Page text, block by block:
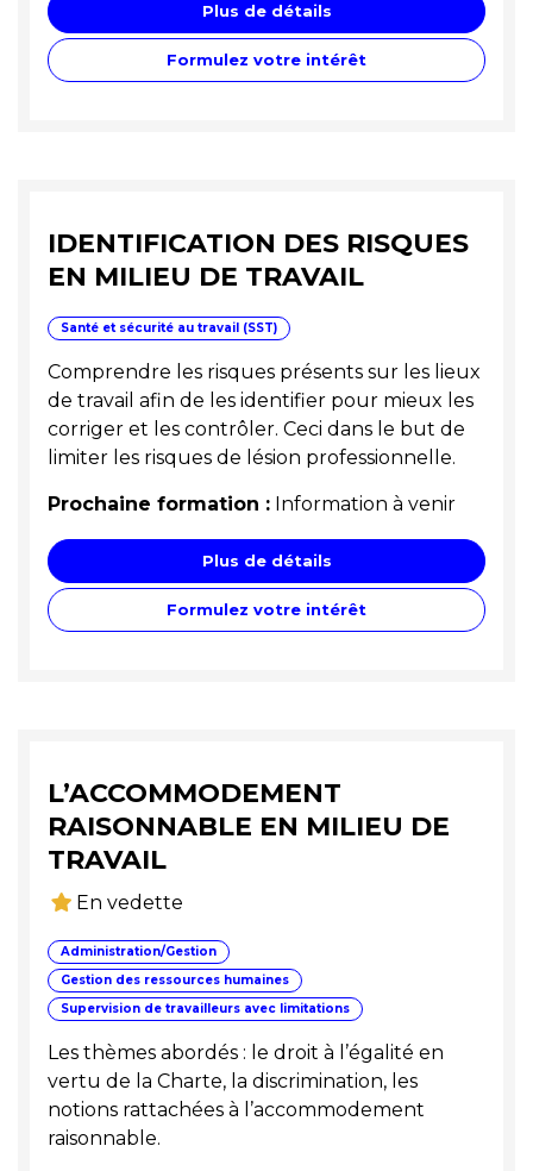
Plus de détails
Formulez votre intérêt
IDENTIFICATION DES RISQUES
EN MILIEU DE TRAVAIL
Santé et sécurité au travail (SST)
Comprendre les risques présents sur les lieux
de travail afin de les identifier pour mieux les
corriger et les contrôler. Ceci dans le but de
limiter les risques de lésion professionnelle.
Prochaine formation : Information à venir
Plus de détails
Formulez votre intérêt
L’ACCOMMODEMENT
RAISONNABLE EN MILIEU DE
TRAVAIL
En vedette
Administration/Gestion
Gestion des ressources humaines
Supervision de travailleurs avec limitations
Les thèmes abordés : le droit à l’égalité en
vertu de la Charte, la discrimination, les
notions rattachées à l’accommodement
raisonnable.